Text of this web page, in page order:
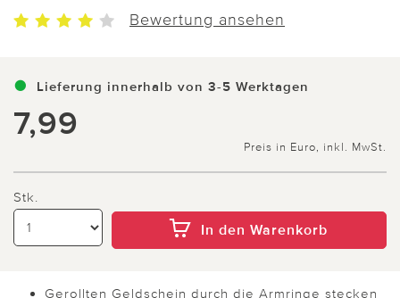
Bewertung ansehen
Lieferung innerhalb von 3-5 Werktagen
7,99
Preis in Euro, inkl. MwSt.
Stk.
In den Warenkorb
Gerollten Geldschein durch die Armringe stecken